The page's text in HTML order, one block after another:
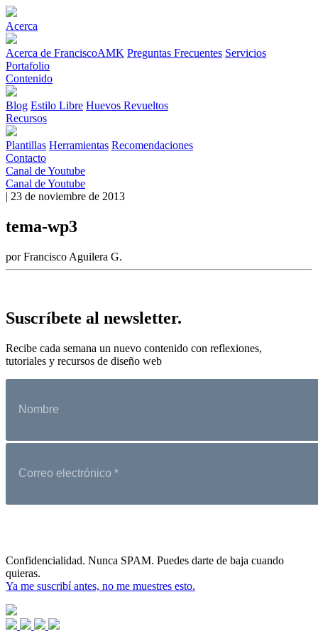
Acerca
Acerca de FranciscoAMK Preguntas Frecuentes Servicios
Portafolio
Contenido
Blog Estilo Libre Huevos Revueltos
Recursos
Plantillas Herramientas Recomendaciones
Contacto
Canal de Youtube
Canal de Youtube
| 23 de noviembre de 2013
tema-wp3
por Francisco Aguilera G.
Suscríbete al newsletter.
Recibe cada semana un nuevo contenido con reflexiones,
tutoriales y recursos de diseño web
Confidencialidad. Nunca SPAM. Puedes darte de baja cuando
quieras.
Ya me suscribí antes, no me muestres esto.